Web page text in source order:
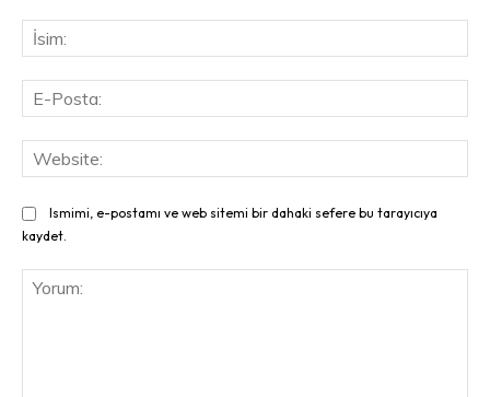
Ismimi, e-postamı ve web sitemi bir dahaki sefere bu tarayıcıya
kaydet.